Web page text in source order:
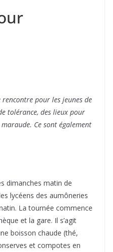
rencontre pour les jeunes de
tolérance, des lieux pour
Ce sont également
dimanches matin de
lycéens des aumôneries
La tournée commence
et la gare. Il s’agit
boisson chaude (thé,
et compotes en